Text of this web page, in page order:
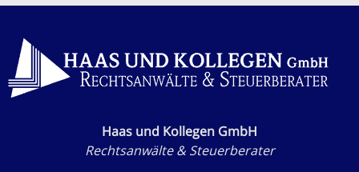
Haas und Kollegen GmbH
Rechtsanwälte & Steuerberater